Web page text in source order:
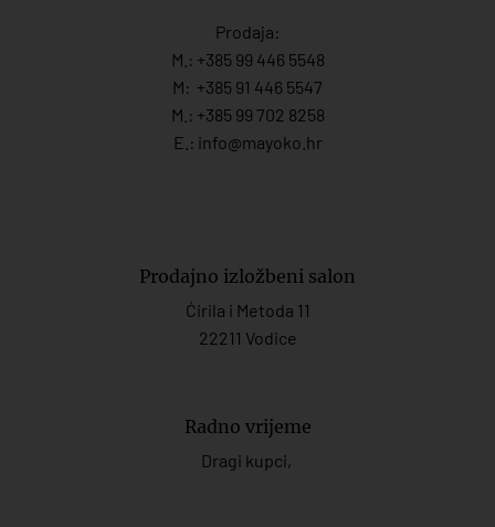
Prodaja:
M.: +385 99 446 5548
M: +385 91 446 5547
M.: +385 99 702 8258
E.: info@mayoko. hr
Prodajno izložbeni salon
Ćirila i Metoda 11
22211 Vodice
Radno vrijeme
Dragi kupci,